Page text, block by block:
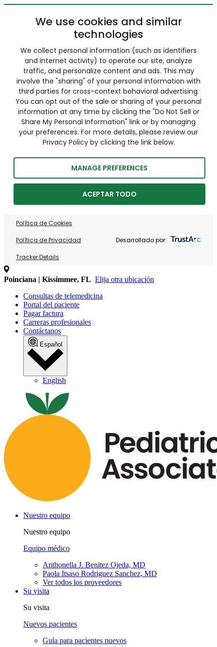
We use cookies and similar
technologies
We collect personal information (such as identifiers
and internet activity) to operate our site, analyze
traffic, and personalize content and ads. This may
involve the "sharing" of your personal information with
third parties for cross-context behavioral advertising.
You can opt out of the sale or sharing of your personal
information at any time by clicking the "Do Not Sell or
Share My Personal Information" link or by managing
your preferences. For more details, please review our
Privacy Policy by clicking the link below.
MANAGE PREFERENCES
ACEPTAR TODO
Política de Cookies
Política de Privacidad
Tracker Details
Desarrollado por:
Poinciana | Kissimmee, FL Elija otra ubicación
Consultas de telemedicina
Portal del paciente
Pagar factura
Carreras profesionales
Contáctanos
Español
English
Nuestro equipo
Nuestro equipo
Equipo médico
Anthonella J. Benitez Ojeda, MD
Paola Itsaso Rodriguez Sanchez, MD
Ver todos los proveedores
Su visita
Su visita
Nuevos pacientes
Guía para pacientes nuevos